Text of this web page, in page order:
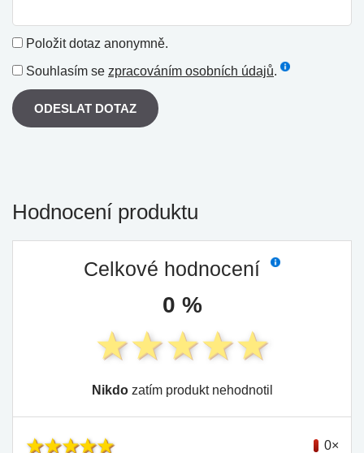
Položit dotaz anonymně.
Souhlasím se zpracováním osobních údajů.
ODESLAT DOTAZ
Hodnocení produktu
Celkové hodnocení
0 %
Nikdozatím produkt nehodnotil
0×